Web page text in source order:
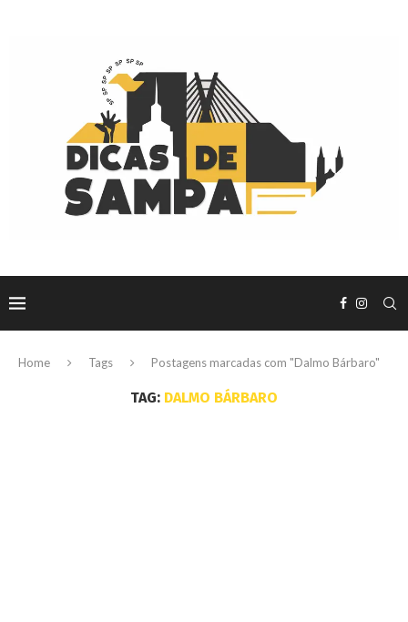
Home Tags Postagens marcadas com "Dalmo Bárbaro"
TAG: DALMO BÁRBARO